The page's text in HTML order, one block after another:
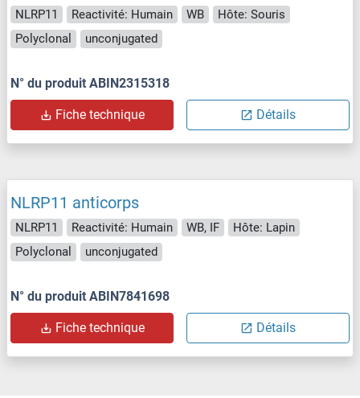
NLRP11 Reactivité: Humain WB
Hôte: Souris
Polyclonal
unconjugated
N° du produit ABIN2315318
Fiche technique Détails
NLRP11 anticorps
NLRP11 Reactivité: Humain WB, IF
Hôte: Lapin
Polyclonal
unconjugated
N° du produit ABIN7841698
Fiche technique Détails